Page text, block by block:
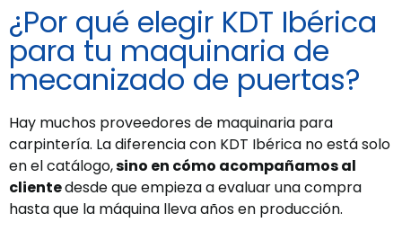
¿Por qué elegir KDT Ibérica
para tu maquinaria de
mecanizado de puertas?
Hay muchos proveedores de maquinaria para
carpintería. La diferencia con KDT Ibérica no está solo
en el catálogo,sino en cómo acompañamos al
clientedesde que empieza a evaluar una compra
hasta que la máquina lleva años en producción.